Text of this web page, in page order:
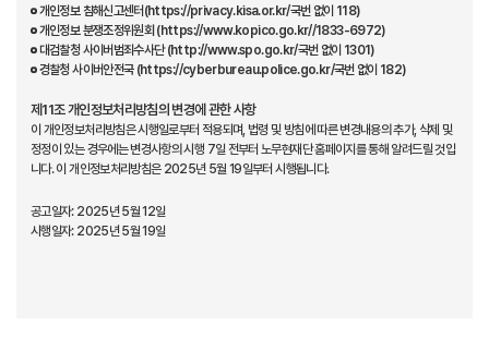
개인정보 침해신고센터(https://privacy.kisa.or.kr/국번 없이 118)
개인정보 분쟁조정위원회 (https://www.kopico.go.kr//1833-6972)
대검찰청 사이버범죄수사단 (http://www.spo.go.kr/국번 없이 1301)
경찰청 사이버안전국 (https://cyberbureau.police.go.kr/국번 없이 182)
제11조 개인정보처리방침의 변경에 관한 사항
이 개인정보처리방침은 시행일로부터 적용되며, 법령 및 방침에 따른 변경내용의 추가, 삭제 및
정정이 있는 경우에는 변경사항의 시행 7일 전부터 노무현재단 홈페이지를 통해 알려드릴 것입
니다. 이 개인정보처리방침은 2025년 5월 19일부터 시행됩니다.
공고일자: 2025년 5월 12일
시행일자: 2025년 5월 19일